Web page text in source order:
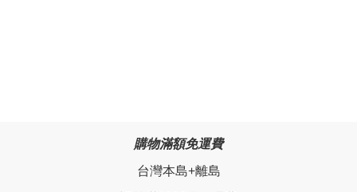
購物滿額免運費
台灣本島+離島